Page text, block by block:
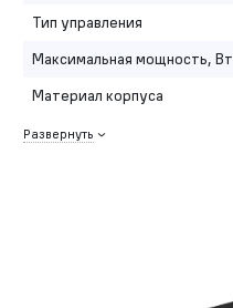
Тип управления
Максимальная мощность, Вт
Материал корпуса
Развернуть